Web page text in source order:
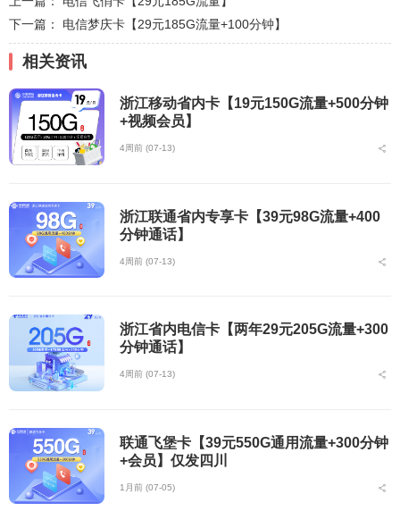
下一篇： 电信梦庆卡【29元185G流量+100分钟】
相关资讯
浙江移动省内卡【19元150G流量+500分钟
+视频会员】
4周前 (07-13)
浙江联通省内专享卡【39元98G流量+400
分钟通话】
4周前 (07-13)
浙江省内电信卡【两年29元205G流量+300
分钟通话】
4周前 (07-13)
联通飞堡卡【39元550G通用流量+300分钟
+会员】仅发四川
1月前 (07-05)